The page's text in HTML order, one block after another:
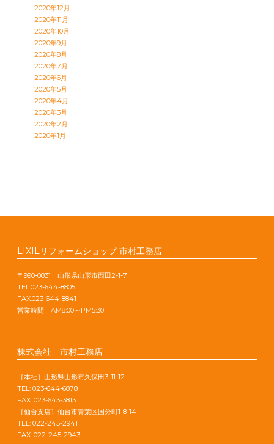
2020年12月
2020年11月
2020年10月
2020年9月
2020年8月
2020年7月
2020年6月
2020年5月
2020年4月
2020年3月
2020年2月
2020年1月
LIXILリフォームショップ 市村工務店
〒990-0831 山形県山形市西田2-1-7
TEL.023-644-8805
FAX.023-644-8841
営業時間 AM8:00～PM5:30
株式会社 市村工務店
［本社］山形県山形市久保田3-11-12
TEL: 023-644-6878
FAX: 023-643-3813
［仙台支店］仙台市青葉区国分町1-8-14
TEL: 022-245-2941
FAX: 022-245-2943